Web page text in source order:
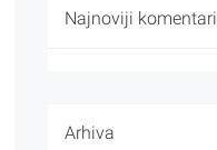
Najnoviji komentari
Arhiva